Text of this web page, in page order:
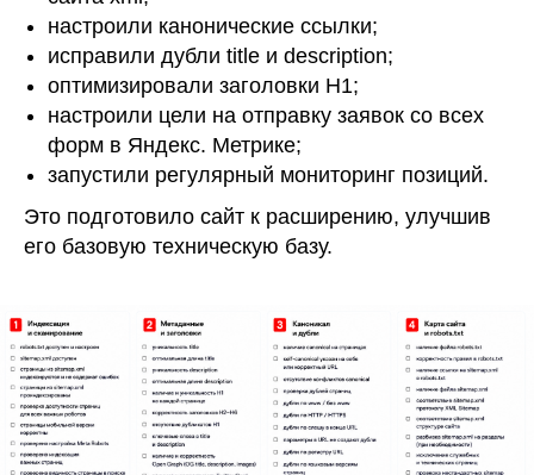
настроили канонические ссылки;
исправили дубли title и description;
оптимизировали заголовки H1;
настроили цели на отправку заявок со всех
форм в Яндекс. Метрике;
запустили регулярный мониторинг позиций.
Это подготовило сайт к расширению, улучшив
его базовую техническую базу.